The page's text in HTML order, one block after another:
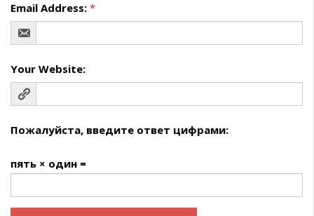
Email Address: *
Your Website:
Пожалуйста, введите ответ цифрами:
пять × один =